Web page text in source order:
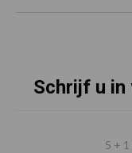
Schrijf u in
5 + 1